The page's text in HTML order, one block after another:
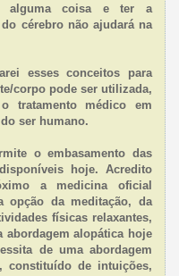
alguma coisa e ter a
cérebro não ajudará na
esses conceitos para
corpo pode ser utilizada,
tratamento médico em
ser humano.
o embasamento das
hoje. Acredito
a medicina oficial
opção da meditação, da
físicas relaxantes,
abordagem alopática hoje
de uma abordagem
constituído de intuições,